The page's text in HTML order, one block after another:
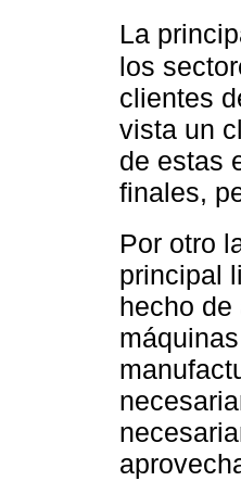
La
los
clientes
vista un
de estas
finales,
Por otro
principal
hecho